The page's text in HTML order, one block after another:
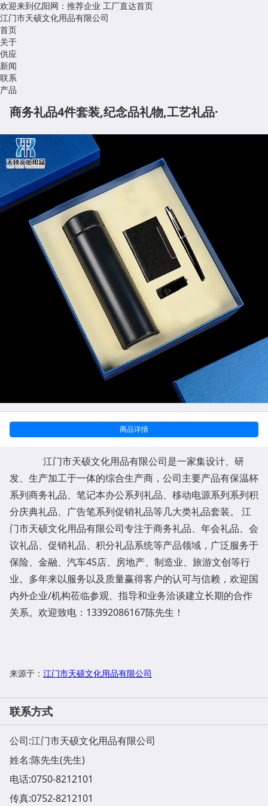
欢迎来到亿阳网：推荐企业 工厂直达首页
江门市天硕文化用品有限公司
首页
关于
供应
新闻
联系
产品
商务礼品4件套装,纪念品礼物,工艺礼品·
商品详情
江门市天硕文化用品有限公司是一家集设计、研
发、生产加工于一体的综合生产商，公司主要产品有保温杯
系列商务礼品、笔记本办公系列礼品、移动电源系列系列积
分庆典礼品、广告笔系列促销礼品等几大类礼品套装。 江
门市天硕文化用品有限公司专注于商务礼品、年会礼品、会
议礼品、促销礼品、积分礼品系统等产品领域，广泛服务于
保险、金融、汽车4S店、房地产、制造业、旅游文创等行
业。多年来以服务以及质量赢得客户的认可与信赖，欢迎国
内外企业/机构莅临参观、指导和业务洽谈建立长期的合作
关系。欢迎致电：13392086167陈先生！
来源于： 江门市天硕文化用品有限公司
联系方式
公司:江门市天硕文化用品有限公司
姓名:陈先生(先生)
电话:0750-8212101
传真:0752-8212101